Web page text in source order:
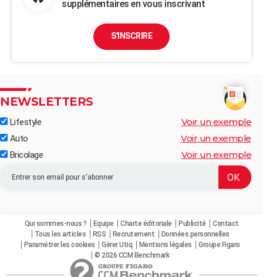
supplémentaires en vous inscrivant
S'INSCRIRE
NEWSLETTERS
Lifestyle Voir un exemple
Auto Voir un exemple
Bricolage Voir un exemple
Qui sommes-nous ? Equipe Charte éditoriale Publicité
Contact
Tous les articles
RSS Recrutement
Données personnelles
Paramétrer les cookies
Gérer Utiq Mentions légales
Groupe Figaro
© 2026 CCM Benchmark